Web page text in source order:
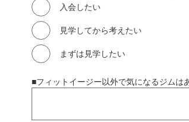
入会したい
見学してから考えたい
まずは見学したい
■フィットイージー以外で気になるジムは